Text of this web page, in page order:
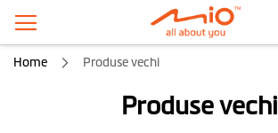
Home Produse vechi
Produse vechi